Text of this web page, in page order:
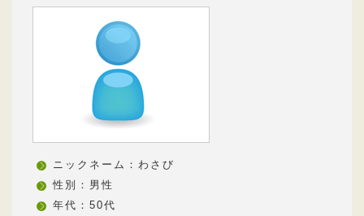
ニックネーム：わさび
性別：男性
年代：50代